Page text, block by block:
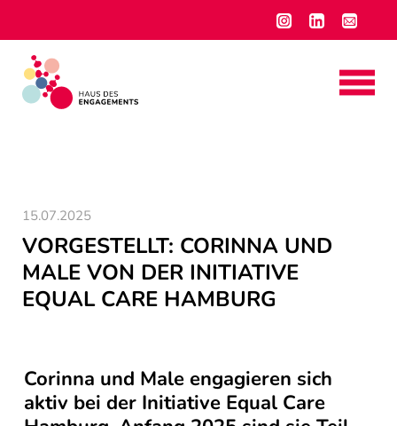
15.07.2025
VORGESTELLT: CORINNA UND
MALE VON DER INITIATIVE
EQUAL CARE HAMBURG
Corinna und Male engagieren sich
aktiv bei der Initiative Equal Care